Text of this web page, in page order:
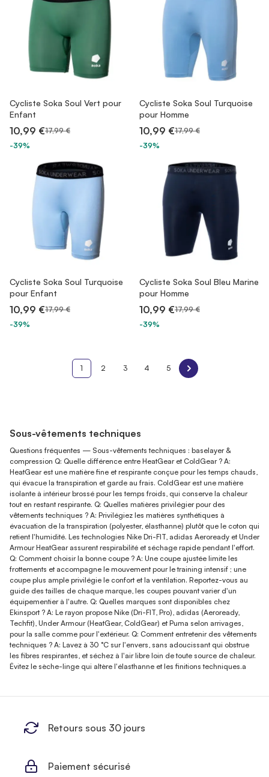
Cycliste Soka Soul Vert pour
Enfant
10,99 €17,99 €
-39%
Cycliste Soka Soul Turquoise
pour Homme
10,99 €17,99 €
-39%
Cycliste Soka Soul Turquoise
pour Enfant
10,99 €17,99 €
-39%
Cycliste Soka Soul Bleu Marine
pour Homme
10,99 €17,99 €
-39%
1 2 3 4 5
Sous-vêtements techniques
Questions fréquentes — Sous-vêtements techniques : baselayer &
compression Q: Quelle différence entre HeatGear et ColdGear ? A:
HeatGear est une matière fine et respirante conçue pour les temps chauds,
qui évacue la transpiration et garde au frais. ColdGear est une matière
isolante à intérieur brossé pour les temps froids, qui conserve la chaleur
tout en restant respirante. Q: Quelles matières privilégier pour des
vêtements techniques ? A: Privilégiez les matières synthétiques à
évacuation de la transpiration (polyester, élasthanne) plutôt que le coton qui
retient l'humidité. Les technologies Nike Dri-FIT, adidas Aeroready et Under
Armour HeatGear assurent respirabilité et séchage rapide pendant l'effort.
Q: Comment choisir la bonne coupe ? A: Une coupe ajustée limite les
frottements et accompagne le mouvement pour le training intensif ; une
coupe plus ample privilégie le confort et la ventilation. Reportez-vous au
guide des tailles de chaque marque, les coupes pouvant varier d'un
équipementier à l'autre. Q: Quelles marques sont disponibles chez
Ekinsport ? A: Le rayon propose Nike (Dri-FIT, Pro), adidas (Aeroready,
Techfit), Under Armour (HeatGear, ColdGear) et Puma selon arrivages,
pour la salle comme pour l'extérieur. Q: Comment entretenir des vêtements
techniques ? A: Lavez à 30 °C sur l'envers, sans adoucissant qui obstrue
les fibres respirantes, et séchez à l'air libre loin de toute source de chaleur.
Évitez le sèche-linge qui altère l'élasthanne et les finitions techniques.a
Retours sous 30 jours
Paiement sécurisé